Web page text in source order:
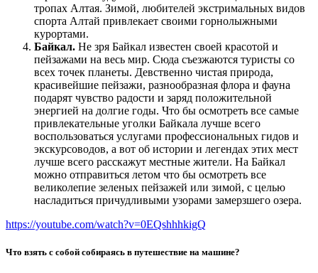
тропах Алтая. Зимой, любителей экстримальных видов
спорта Алтай привлекает своими горнолыжными
курортами.
Байкал. Не зря Байкал известен своей красотой и
пейзажами на весь мир. Сюда съезжаются туристы со
всех точек планеты. Девственно чистая природа,
красивейшие пейзажи, разнообразная флора и фауна
подарят чувство радости и заряд положительной
энергией на долгие годы. Что бы осмотреть все самые
привлекательные уголки Байкала лучше всего
воспользоваться услугами профессиональных гидов и
экскурсоводов, а вот об истории и легендах этих мест
лучше всего расскажут местные жители. На Байкал
можно отправиться летом что бы осмотреть все
великолепие зеленых пейзажей или зимой, с целью
насладиться причудливыми узорами замерзшего озера.
https://youtube.com/watch?v=0EQshhhkigQ
Что взять с собой собираясь в путешествие на машине?